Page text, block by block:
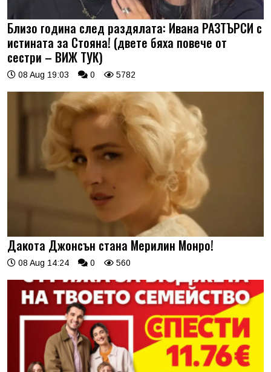
Близо година след раздялата: Ивана РАЗТЪРСИ с
истината за Стояна! (двете бяха повече от
сестри – ВИЖ ТУК)
08 Aug 19:03 0 5782
Дакота Джонсън стана Мерилин Монро!
08 Aug 14:24 0 560